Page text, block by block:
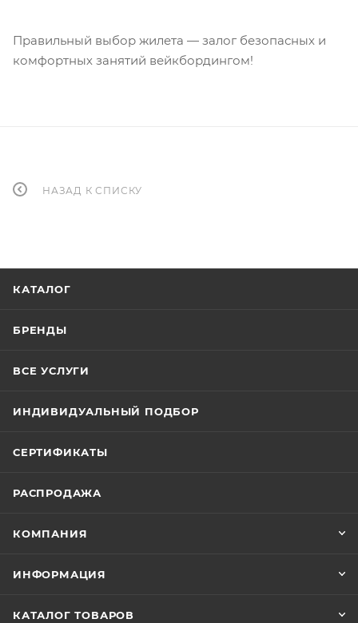
Правильный выбор жилета — залог безопасных и
комфортных занятий вейкбордингом!
НАЗАД К СПИСКУ
КАТАЛОГ
БРЕНДЫ
ВСЕ УСЛУГИ
ИНДИВИДУАЛЬНЫЙ ПОДБОР
СЕРТИФИКАТЫ
РАСПРОДАЖА
КОМПАНИЯ
ИНФОРМАЦИЯ
КАТАЛОГ ТОВАРОВ